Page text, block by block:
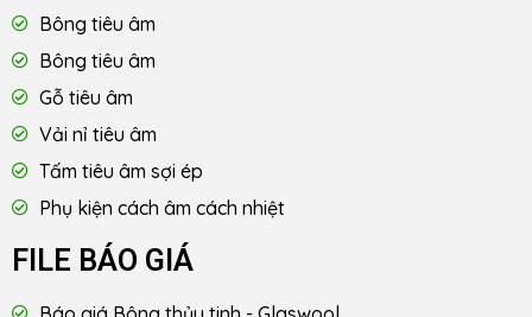
Bông tiêu âm
Bông tiêu âm
Gỗ tiêu âm
Vải nỉ tiêu âm
Tấm tiêu âm sợi ép
Phụ kiện cách âm cách nhiệt
FILE BÁO GIÁ